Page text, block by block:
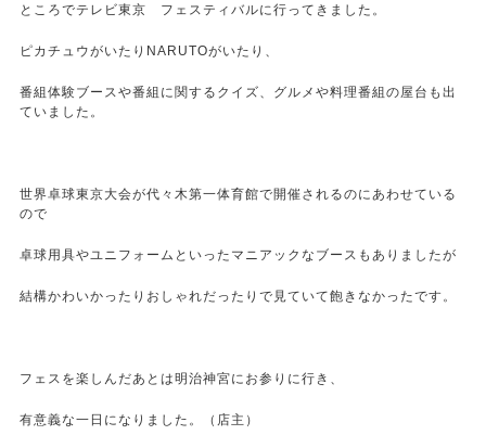
ところでテレビ東京 フェスティバルに行ってきました。
ピカチュウがいたりNARUTOがいたり、
番組体験ブースや番組に関するクイズ、グルメや料理番組の屋台も出
ていました。
世界卓球東京大会が代々木第一体育館で開催されるのにあわせている
ので
卓球用具やユニフォームといったマニアックなブースもありましたが
結構かわいかったりおしゃれだったりで見ていて飽きなかったです。
フェスを楽しんだあとは明治神宮にお参りに行き、
有意義な一日になりました。（店主）